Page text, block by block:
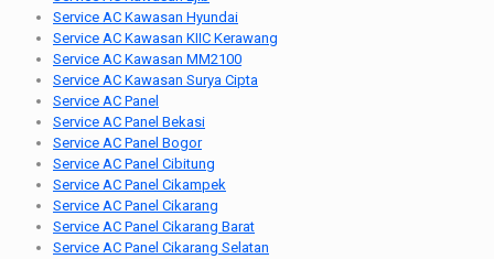
Service AC Kawasan Hyundai
Service AC Kawasan KIIC Kerawang
Service AC Kawasan MM2100
Service AC Kawasan Surya Cipta
Service AC Panel
Service AC Panel Bekasi
Service AC Panel Bogor
Service AC Panel Cibitung
Service AC Panel Cikampek
Service AC Panel Cikarang
Service AC Panel Cikarang Barat
Service AC Panel Cikarang Selatan